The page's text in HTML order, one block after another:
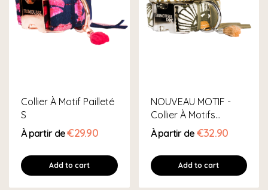
Collier À Motif Pailleté
S
À partir de€29.90
Add to cart
NOUVEAU MOTIF -
Collier À Motifs
Géométriques M...
À partir de €32.90
Add to cart